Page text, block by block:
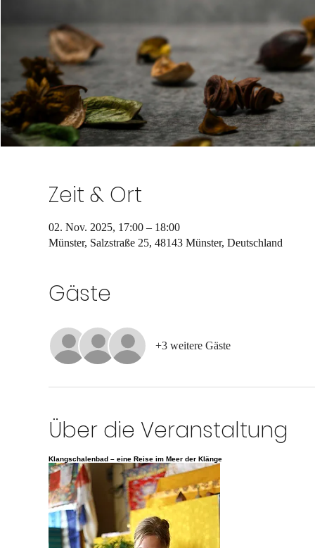
Zeit & Ort
02. Nov. 2025, 17:00 – 18:00
Münster, Salzstraße 25, 48143 Münster, Deutschland
Gäste
+3 weitere Gäste
Über die Veranstaltung
Klangschalenbad – eine Reise im Meer der Klänge